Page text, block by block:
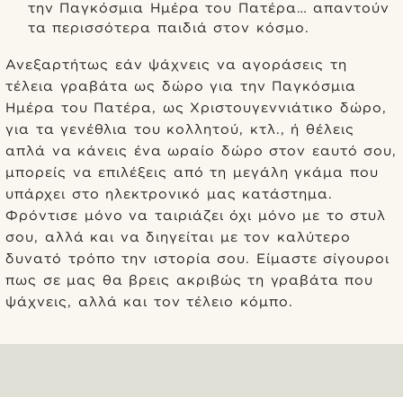
την Παγκόσμια Ημέρα του Πατέρα… απαντούν
τα περισσότερα παιδιά στον κόσμο.
Ανεξαρτήτως εάν ψάχνεις να αγοράσεις τη
τέλεια γραβάτα ως δώρο για την Παγκόσμια
Ημέρα του Πατέρα, ως Χριστουγεννιάτικο δώρο,
για τα γενέθλια του κολλητού, κτλ., ή θέλεις
απλά να κάνεις ένα ωραίο δώρο στον εαυτό σου,
μπορείς να επιλέξεις από τη μεγάλη γκάμα που
υπάρχει στο ηλεκτρονικό μας κατάστημα.
Φρόντισε μόνο να ταιριάζει όχι μόνο με το στυλ
σου, αλλά και να διηγείται με τον καλύτερο
δυνατό τρόπο την ιστορία σου. Είμαστε σίγουροι
πως σε μας θα βρεις ακριβώς τη γραβάτα που
ψάχνεις, αλλά και τον τέλειο κόμπο.